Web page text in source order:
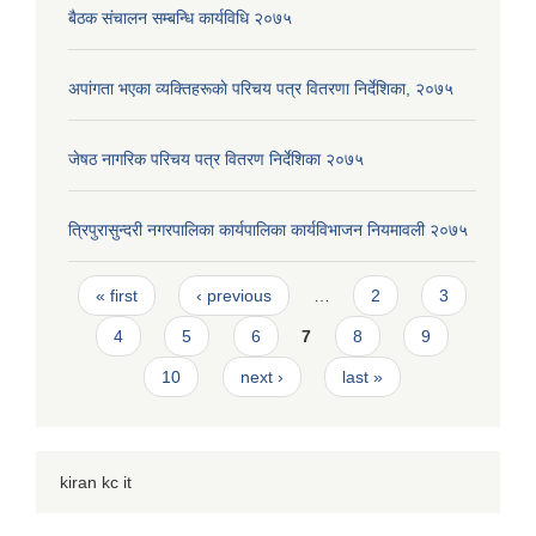
बैठक संचालन सम्बन्धि कार्यविधि २०७५
अपांगता भएका व्यक्तिहरूकाे परिचय पत्र वितरणा निर्देशिका, २०७५
जेषठ नागरिक परिचय पत्र वितरण निर्देशिका २०७५
त्रिपुरासुन्दरी नगरपालिका कार्यपालिका कार्यविभाजन नियमावली २०७५
Pages
« first ‹ previous 2 3
4 5 6 7 8 9
10 next › last »
kiran kc it